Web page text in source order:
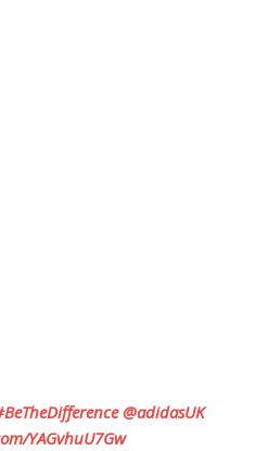
@adidasUK
YAGvhuU7Gw